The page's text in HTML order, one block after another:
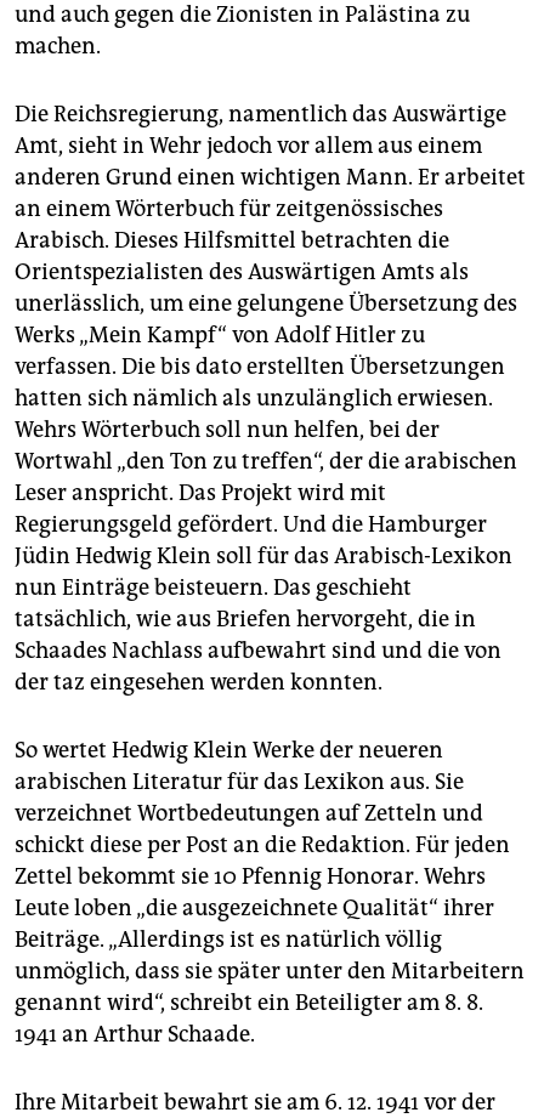
und auch gegen die Zionisten in Palästina zu
machen.
Die Reichsregierung, namentlich das Auswärtige
Amt, sieht in Wehr jedoch vor allem aus einem
anderen Grund einen wichtigen Mann. Er arbeitet
an einem Wörterbuch für zeitgenössisches
Arabisch. Dieses Hilfsmittel betrachten die
Orientspezialisten des Auswärtigen Amts als
unerlässlich, um eine gelungene Übersetzung des
Werks „Mein Kampf“ von Adolf Hitler zu
verfassen. Die bis dato erstellten Übersetzungen
hatten sich nämlich als unzulänglich erwiesen.
Wehrs Wörterbuch soll nun helfen, bei der
Wortwahl „den Ton zu treffen“, der die arabischen
Leser anspricht. Das Projekt wird mit
Regierungsgeld gefördert. Und die Hamburger
Jüdin Hedwig Klein soll für das Arabisch-Lexikon
nun Einträge beisteuern. Das geschieht
tatsächlich, wie aus Briefen hervorgeht, die in
Schaades Nachlass aufbewahrt sind und die von
der taz eingesehen werden konnten.
So wertet Hedwig Klein Werke der neueren
arabischen Literatur für das Lexikon aus. Sie
verzeichnet Wortbedeutungen auf Zetteln und
schickt diese per Post an die Redaktion. Für jeden
Zettel bekommt sie 10 Pfennig Honorar. Wehrs
Leute loben „die ausgezeichnete Qualität“ ihrer
Beiträge. „Allerdings ist es natürlich völlig
unmöglich, dass sie später unter den Mitarbeitern
genannt wird“, schreibt ein Beteiligter am 8. 8.
1941 an Arthur Schaade.
Ihre Mitarbeit bewahrt sie am 6. 12. 1941 vor der